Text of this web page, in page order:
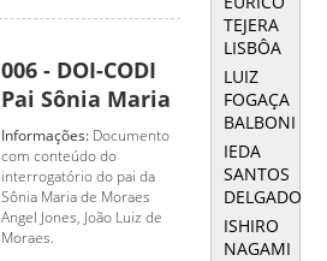
006 - DOI-CODI
Pai Sônia Maria
Informações: Documento
com conteúdo do
interrogatório do pai da
Sônia Maria de Moraes
Angel Jones, João Luiz de
Moraes.
TEJERA
LISBÔA
LUIZ
FOGAÇA
BALBONI
IEDA
SANTOS
DELGADO
ISHIRO
NAGAMI